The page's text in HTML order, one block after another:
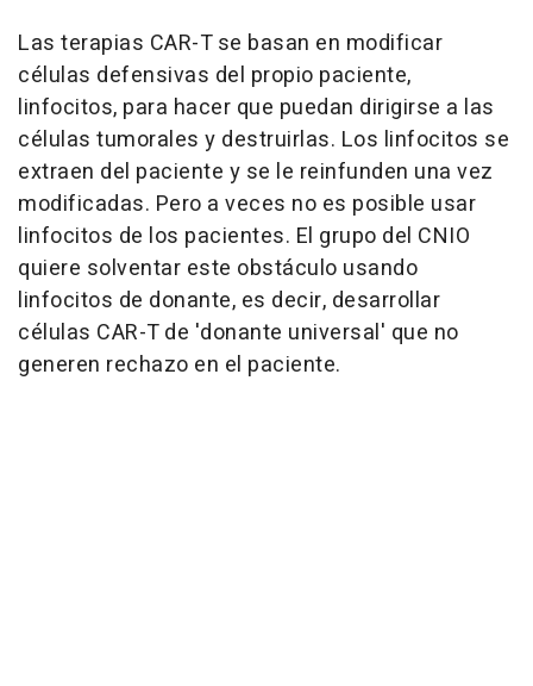
Las terapias CAR-T se basan en modificar
células defensivas del propio paciente,
linfocitos, para hacer que puedan dirigirse a las
células tumorales y destruirlas. Los linfocitos se
extraen del paciente y se le reinfunden una vez
modificadas. Pero a veces no es posible usar
linfocitos de los pacientes. El grupo del CNIO
quiere solventar este obstáculo usando
linfocitos de donante, es decir, desarrollar
células CAR-T de 'donante universal' que no
generen rechazo en el paciente.